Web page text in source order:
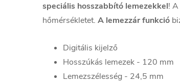
speciális hosszabbító lemezekkel!
hőmérsékletet. A lemezzár funkció
Digitális kijelző
Hosszúkás lemezek - 120 mm
Lemezszélesség - 24,5 mm